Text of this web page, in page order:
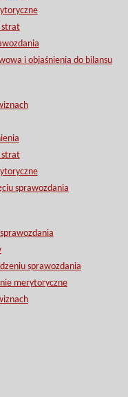
strat
i objaśnienia do bilansu
strat
sprawozdania
sprawozdania
merytoryczne